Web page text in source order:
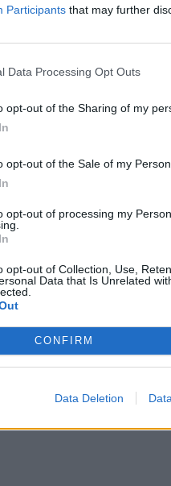
Participants that may further
Data Processing Opt Outs
opt-out of the Sharing of my
opt-out of the Sale of my
opt-out of processing my
opt-out of Collection, Use,
Data that Is Unrelated
CONFIRM
Data Deletion
στον Άγιο Ιωάννη, στα
Άγιο Ιωάννη, στα
Χανιά: Θάνατος ΚΡΗΤΗ
για Οδικούς
για υποψήφιους Οδικούς
Χωρίς καθαρίστριες